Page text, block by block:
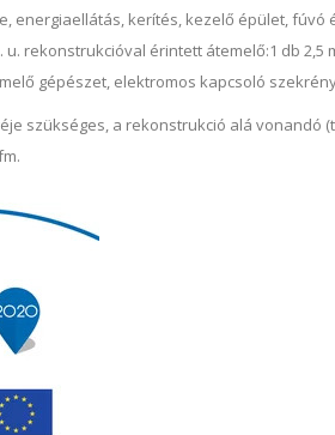
energiaellátás, kerítés, kezelő épület, fúvó
rekonstrukcióval érintett átemelő:1 db 2,5
gépészet, elektromos kapcsoló
szükséges, a rekonstrukció alá vonandó